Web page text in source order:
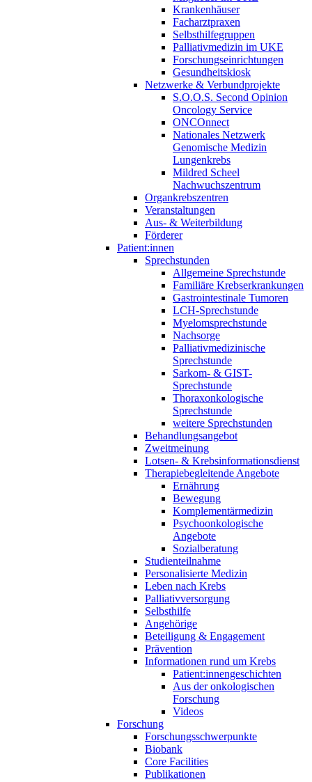
Krankenhäuser
Facharztpraxen
Selbsthilfegruppen
Palliativmedizin im UKE
Forschungseinrichtungen
Gesundheitskiosk
Netzwerke & Verbundprojekte
S.O.O.S. Second Opinion
Oncology Service
ONCOnnect
Nationales Netzwerk
Genomische Medizin
Lungenkrebs
Mildred Scheel
Nachwuchszentrum
Organkrebszentren
Veranstaltungen
Aus- & Weiterbildung
Förderer
Patient:innen
Sprechstunden
Allgemeine Sprechstunde
Familiäre Krebserkrankungen
Gastrointestinale Tumoren
LCH-Sprechstunde
Myelomsprechstunde
Nachsorge
Palliativmedizinische
Sprechstunde
Sarkom- & GIST-
Sprechstunde
Thoraxonkologische
Sprechstunde
weitere Sprechstunden
Behandlungsangebot
Zweitmeinung
Lotsen- & Krebsinformationsdienst
Therapiebegleitende Angebote
Ernährung
Bewegung
Komplementärmedizin
Psychoonkologische
Angebote
Sozialberatung
Studienteilnahme
Personalisierte Medizin
Leben nach Krebs
Palliativversorgung
Selbsthilfe
Angehörige
Beteiligung & Engagement
Prävention
Informationen rund um Krebs
Patient:innengeschichten
Aus der onkologischen
Forschung
Videos
Forschung
Forschungsschwerpunkte
Biobank
Core Facilities
Publikationen